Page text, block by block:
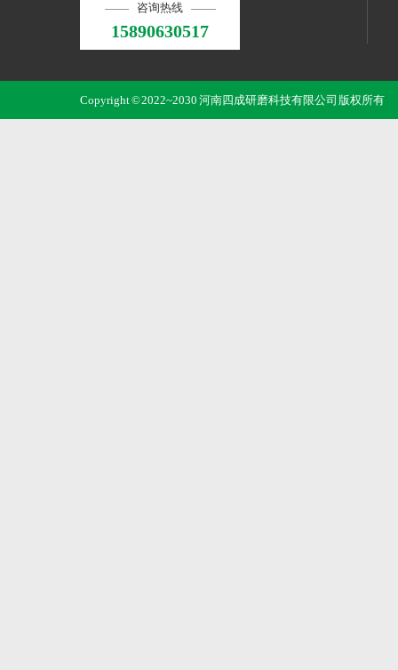
咨询热线
15890630517
Copyright © 2022~2030 河南四成研磨科技有限公司 版权所